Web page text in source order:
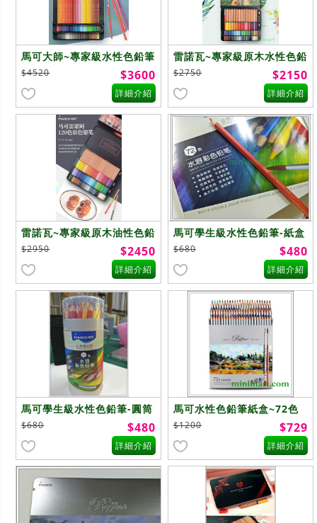
馬可大師~專家級水性色鉛筆
~100色
$4520 $3600
詳細介紹
雷諾瓦~專家級原木水性色鉛
筆~100色
$2750 $2150
詳細介紹
雷諾瓦~專家級原木油性色鉛
筆~120色
$2950 $2450
詳細介紹
馬可學生級水性色鉛筆-紙盒
~72色
$680 $480
詳細介紹
馬可學生級水性色鉛筆-圓筒
~72色
$680 $480
詳細介紹
馬可水性色鉛筆紙盒~72色
$1200 $729
詳細介紹